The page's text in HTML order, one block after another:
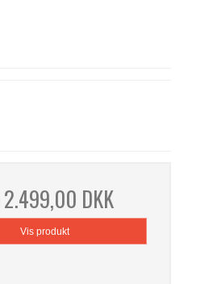
2.499,00 DKK
Vis produkt